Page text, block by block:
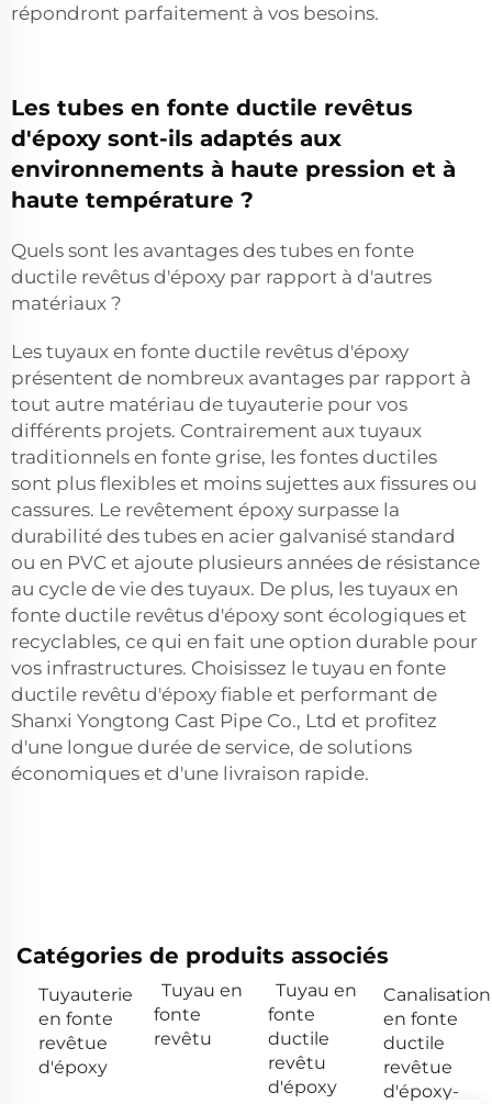
répondront parfaitement à vos besoins.
Les tubes en fonte ductile revêtus
d'époxy sont-ils adaptés aux
environnements à haute pression et à
haute température ?
Quels sont les avantages des tubes en fonte
ductile revêtus d'époxy par rapport à d'autres
matériaux ?
Les tuyaux en fonte ductile revêtus d'époxy
présentent de nombreux avantages par rapport à
tout autre matériau de tuyauterie pour vos
différents projets. Contrairement aux tuyaux
traditionnels en fonte grise, les fontes ductiles
sont plus flexibles et moins sujettes aux fissures ou
cassures. Le revêtement époxy surpasse la
durabilité des tubes en acier galvanisé standard
ou en PVC et ajoute plusieurs années de résistance
au cycle de vie des tuyaux. De plus, les tuyaux en
fonte ductile revêtus d'époxy sont écologiques et
recyclables, ce qui en fait une option durable pour
vos infrastructures. Choisissez le tuyau en fonte
ductile revêtu d'époxy fiable et performant de
Shanxi Yongtong Cast Pipe Co., Ltd et profitez
d'une longue durée de service, de solutions
économiques et d'une livraison rapide.
Catégories de produits associés
Tuyauterie
en fonte
revêtue
d'époxy
Tuyau en
fonte
revêtu
Tuyau en
fonte
ductile
revêtu
d'époxy
Canalisation
en fonte
ductile
revêtue
d'époxy-